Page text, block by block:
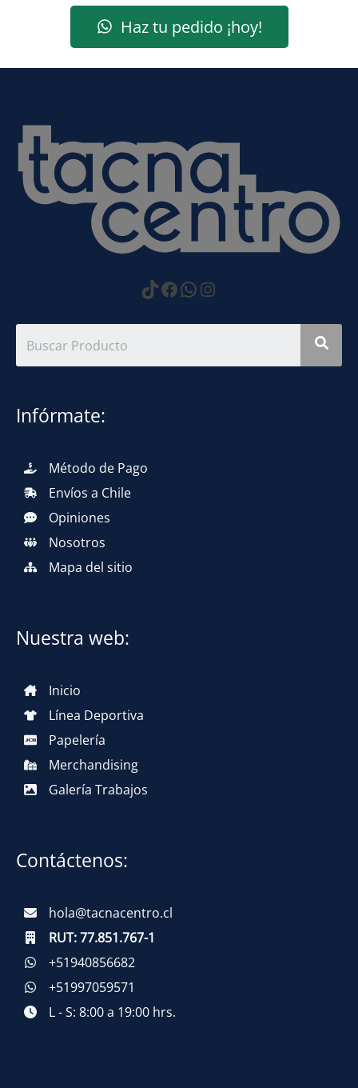
Haz tu pedido ¡hoy!
https://
Facebook
WhatsApp
Instagram
Infórmate:
Método de Pago
Envíos a Chile
Opiniones
Nosotros
Mapa del sitio
Nuestra web:
Inicio
Línea Deportiva
Papelería
Merchandising
Galería Trabajos
Contáctenos:
hola@tacnacentro.cl
RUT:77.851.767-1
+51940856682
+51997059571
L - S: 8:00 a 19:00 hrs.